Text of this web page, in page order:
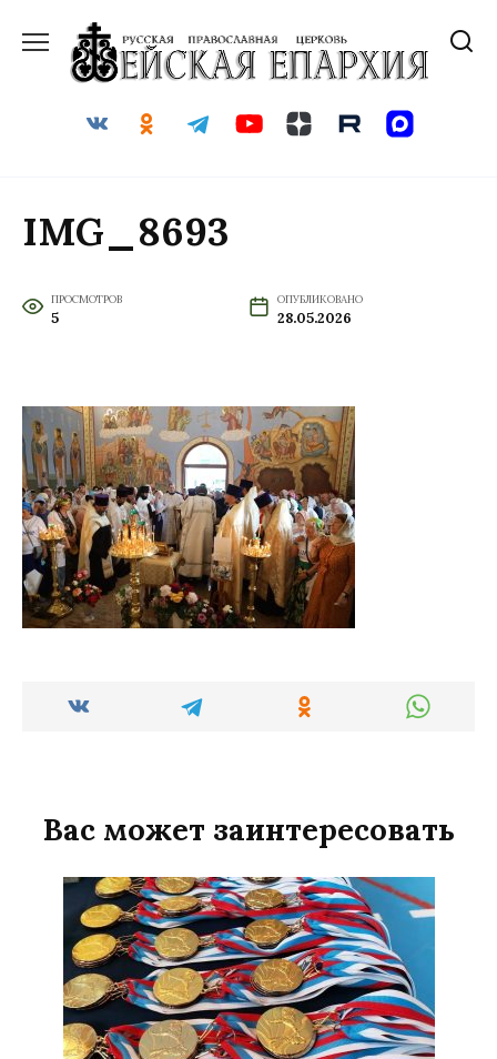
содержанию
IMG_8693
ПРОСМОТРОВ
5
ОПУБЛИКОВАНО
28.05.2026
Вас может заинтересовать